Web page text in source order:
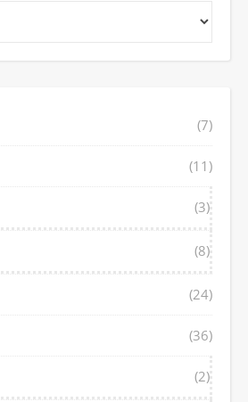
(7)
(11)
(3)
(8)
(24)
(36)
(2)